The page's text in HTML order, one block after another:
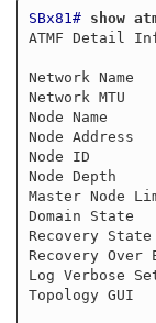
SBx81# show
ATMF Detail
Network
Network
Node
Node
Node ID
Node
Master
Domain
Recovery
Recovery
Log
Topology